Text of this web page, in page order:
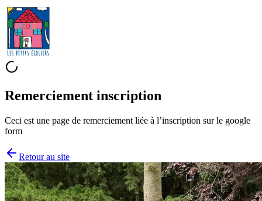
Remerciement inscription
Ceci est une page de remerciement liée à l’inscription sur le google
form
Retour au site